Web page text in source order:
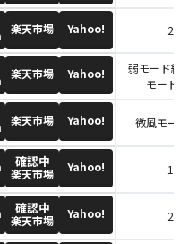
楽天市場 Yahoo!
楽天市場 Yahoo!
弱モード約
モード
扇風機
楽天市場 Yahoo! 微風モー
確認中
楽天市場 Yahoo!
確認中
楽天市場 Yahoo!